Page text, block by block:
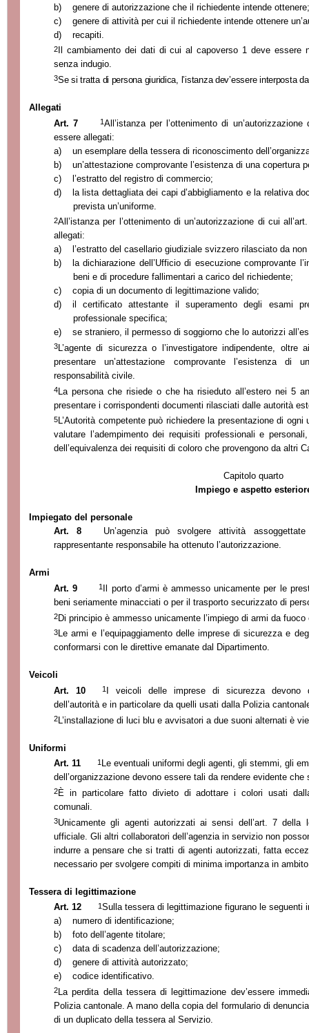
b)
genere di autorizzazione che il richiedente intende ottenere;
c)
genere di attività per cui il richiedente intende ottenere
d)
recapiti.
2
Il cambiamento dei dati di cui al capoverso 1 deve essere
senza indugio.
3Se si tratta di persona giuridica, l’istanza dev’essere interposta
Allegati
Art. 7
1All’istanza per l’ottenimento di
essere allegati:
a)
un esemplare della tessera di riconoscimento
b)
un’attestazione comprovante l’esistenza di una copertura
c)
l’estratto del registro di commercio;
d)
la lista dettagliata dei capi d’abbigliamento e la relativa
prevista un’uniforme.
2All’istanza per l’ottenimento di un’autorizzazione di cui
allegati:
a)
l’estratto del casellario giudiziale svizzero rilasciato da
b)
la dichiarazione dell’Ufficio di esecuzione comprovante
beni e di procedure fallimentari a carico del richiedente;
c)
copia di un documento di legittimazione valido;
d)
il certificato attestante il superamento degli esami
professionale specifica;
e)
se straniero, il permesso di soggiorno che lo autorizzi
3L’agente di sicurezza o l’investigatore indipendente,
presentare un’attestazione comprovante l’esistenza di
responsabilità civile.
4La persona che risiede o che ha risieduto all’estero nei 5
presentare i corrispondenti documenti rilasciati dalle autorità
5L’Autorità competente può richiedere la presentazione di
valutare l’adempimento dei requisiti professionali e
dell’equivalenza dei requisiti di coloro che provengono da altri
Capitolo quarto
Impiego e aspetto
Impiegato del personale
Art. 8
Un’agenzia può svolgere attività
rappresentante responsabile ha ottenuto l’autorizzazione.
Armi
Art. 9
1
Il porto d’armi è ammesso unicamente per le
beni seriamente minacciati o per il trasporto securizzato di
2Di principio è ammesso unicamente l’impiego di armi da
3Le armi e l’equipaggiamento delle imprese di sicurezza e
conformarsi con le direttive emanate dal Dipartimento.
Veicoli
Art. 10
1 I veicoli delle imprese di sicurezza devono
dell’autorità e in particolare da quelli usati dalla Polizia
2L’installazione di luci blu e avvisatori a due suoni alternati è
Uniformi
Art. 11
1Le eventuali uniformi degli agenti, gli stemmi, gli
dell’organizzazione devono essere tali da rendere evidente
2È in particolare fatto divieto di adottare i colori usati
comunali.
3Unicamente gli agenti autorizzati ai sensi dell’art. 7 della
ufficiale. Gli altri collaboratori dell’agenzia in servizio non
indurre a pensare che si tratti di agenti autorizzati, fatta
necessario per svolgere compiti di minima importanza in
Tessera di legittimazione
Art. 12
1Sulla tessera di legittimazione figurano le seguenti
a)
numero di identificazione;
b)
foto dell’agente titolare;
c)
data di scadenza dell’autorizzazione;
d)
genere di attività autorizzato;
e)
codice identificativo.
2 La perdita della tessera di legittimazione dev’essere
Polizia cantonale. A mano della copia del formulario di
di un duplicato della tessera al Servizio.